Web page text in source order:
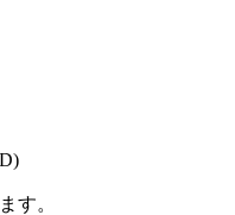
す。